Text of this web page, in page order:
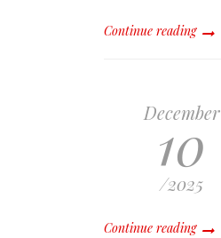
Continue reading
December
10
/2025
Continue reading